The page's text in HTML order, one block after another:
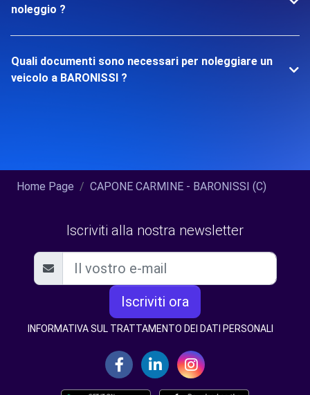
noleggio ?
Quali documenti sono necessari per noleggiare un
veicolo a BARONISSI ?
Home Page CAPONE CARMINE - BARONISSI (C)
Iscriviti alla nostra newsletter
Iscriviti ora
INFORMATIVA SUL TRATTAMENTO DEI DATI PERSONALI